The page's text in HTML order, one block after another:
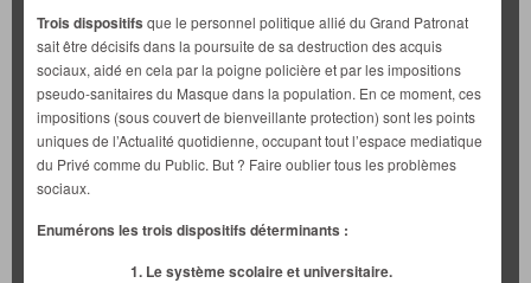
Trois dispositifs que le personnel politique allié du Grand Patronat
sait être décisifs dans la poursuite de sa destruction des acquis
sociaux, aidé en cela par la poigne policière et par les impositions
pseudo-sanitaires du Masque dans la population. En ce moment, ces
impositions (sous couvert de bienveillante protection) sont les points
uniques de l’Actualité quotidienne, occupant tout l’espace mediatique
du Privé comme du Public. But ? Faire oublier tous les problèmes
sociaux.
Enumérons les trois dispositifs déterminants :
1. Le système scolaire et universitaire.